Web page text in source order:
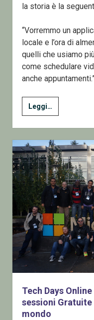
la storia è la
“Vorremmo un
locale e l’ora di
quelli che usiamo
come schedulare
anche
Leggi…1
–
Multi
Clock
–
Un
applicazione
in
WPF
Tech Days
sessioni
mondo